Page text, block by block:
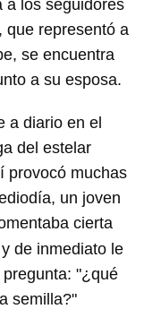
a los seguidores
que representó a
se encuentra
a su esposa.
a diario en el
del estelar
provocó muchas
un joven
cierta
de inmediato le
"¿qué
semilla?"